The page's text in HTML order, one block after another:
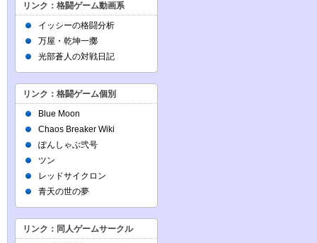
リンク：格闘ゲーム動画系
イッシーの格闘分析
万屋・乾坤一擲
光部蒼人の対戦日記
リンク：格闘ゲーム個別
Blue Moon
Chaos Breaker Wiki
ぽんしゃぶ弐号
ツン
レッドサイクロン
青天の世の夢
リンク：同人ゲームサークル